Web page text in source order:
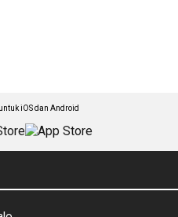
iOS dan Android